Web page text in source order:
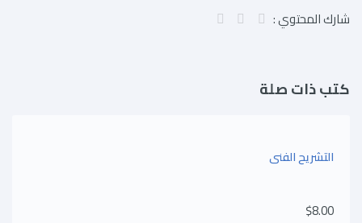
شارك المحتوي :
كتب ذات صلة
التشريح الفنى
$8.00